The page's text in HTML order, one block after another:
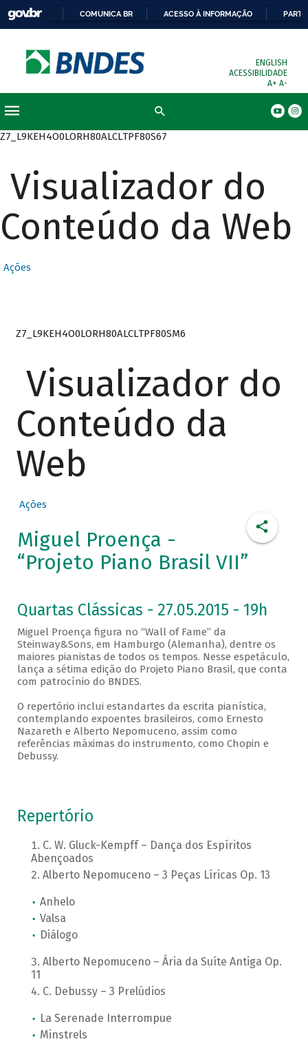
COMUNICA BR ACESSO À INFORMAÇÃO
ENGLISH
ACESSIBILIDADE
A+ A-
Z7_L9KEH4O0LORH80ALCLTPF80S67
Visualizador do
Conteúdo da Web
Ações
Z7_L9KEH4O0LORH80ALCLTPF80SM6
Visualizador do
Conteúdo da
Web
Ações
Miguel Proença -
“Projeto Piano Brasil VII”
Quartas Clássicas - 27.05.2015 - 19h
Miguel Proença figura no “Wall of Fame” da
Steinway&Sons, em Hamburgo (Alemanha), dentre os
maiores pianistas de todos os tempos. Nesse espetáculo,
lança a sétima edição do Projeto Piano Brasil, que conta
com patrocínio do BNDES.
O repertório inclui estandartes da escrita pianística,
contemplando expoentes brasileiros, como Ernesto
Nazareth e Alberto Nepomuceno, assim como
referências máximas do instrumento, como Chopin e
Debussy.
Repertório
C. W. Gluck-Kempff – Dança dos Espíritos
Abençoados
Alberto Nepomuceno – 3 Peças Líricas Op. 13
Anhelo
Valsa
Diálogo
Alberto Nepomuceno – Ária da Suíte Antiga Op.
11
C. Debussy – 3 Prelúdios
La Serenade Interrompue
Minstrels